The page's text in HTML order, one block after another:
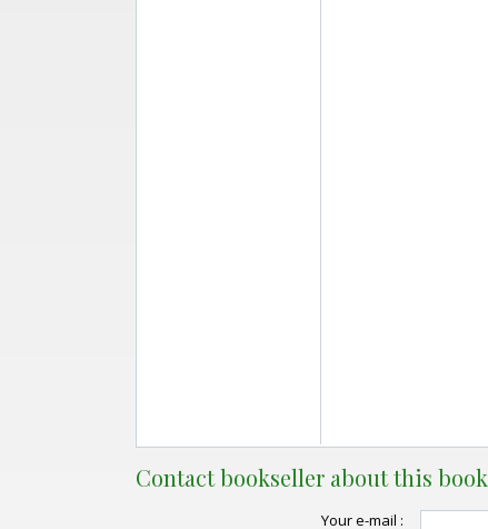
Contact bookseller about this book
Your e-mail :